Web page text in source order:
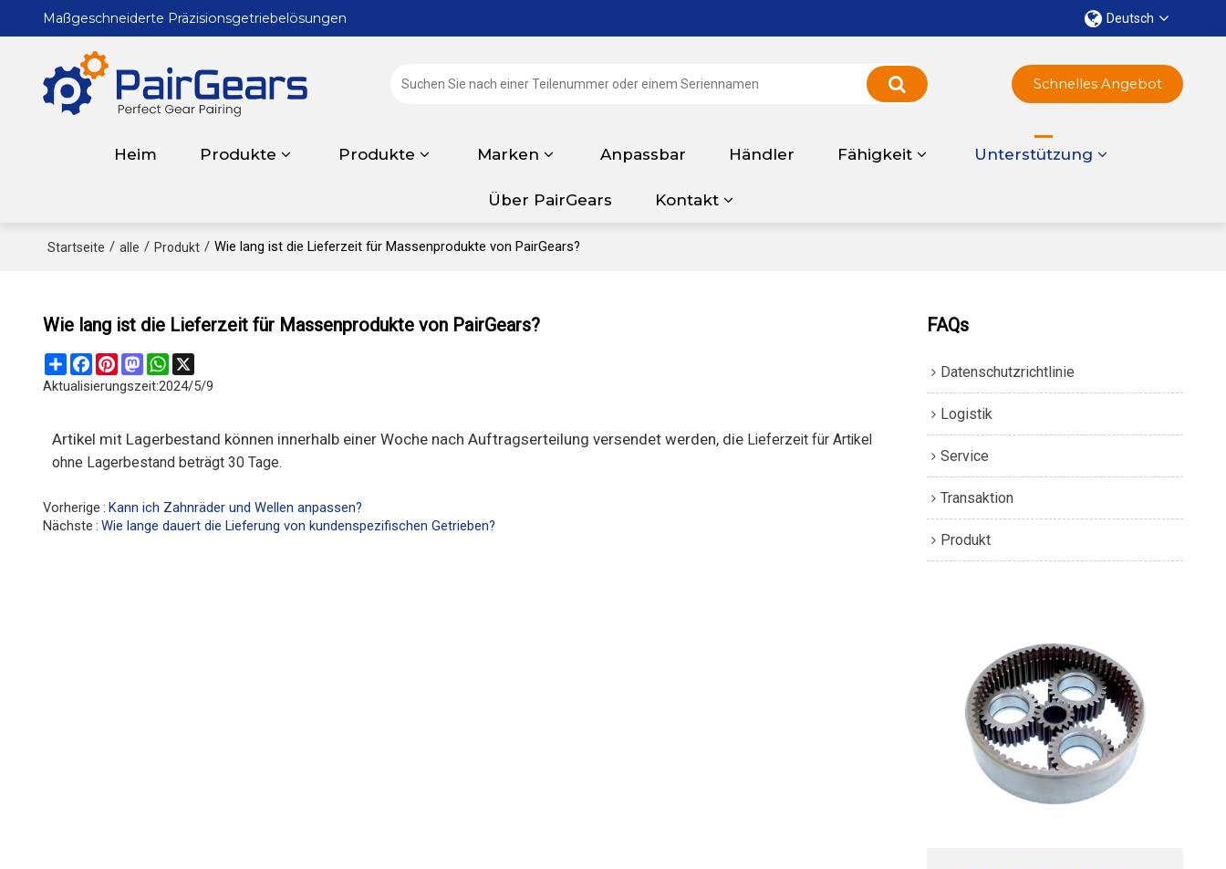
Maßgeschneiderte Präzisionsgetriebelösungen Deutsch
Heim Produkte Produkte Marken Anpassbar Händler Fähigkeit Unterstützung
Über PairGears Kontakt
Schnelles Angebot
Startseite / alle / Produkt / Wie lang ist die Lieferzeit für Massenprodukte von PairGears?
Wie lang ist die Lieferzeit für Massenprodukte von PairGears?
ShareFacebook
PinterestMastodonWhatsApp
X
Aktualisierungszeit:2024/5/9
Artikel mit Lagerbestand können innerhalb einer Woche nach Auftragserteilung versendet werden, die Lieferzeit für Artikel
ohne Lagerbestand beträgt 30 Tage.
Vorherige Kann ich Zahnräder und Wellen anpassen?
Nächste Wie lange dauert die Lieferung von kundenspezifischen Getrieben?
FAQs
Datenschutzrichtlinie
Logistik
Service
Transaktion
Produkt